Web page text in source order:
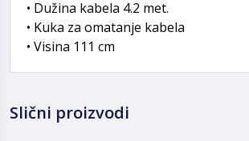
• Dužina kabela 4.2 met.
• Kuka za omatanje kabela
• Visina 111 cm
Slični proizvodi